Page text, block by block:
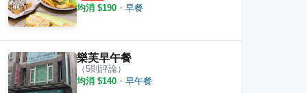
均消 $190 ・ 早餐
樂芙早午餐
（5則評論）
均消 $140 ・ 早午餐